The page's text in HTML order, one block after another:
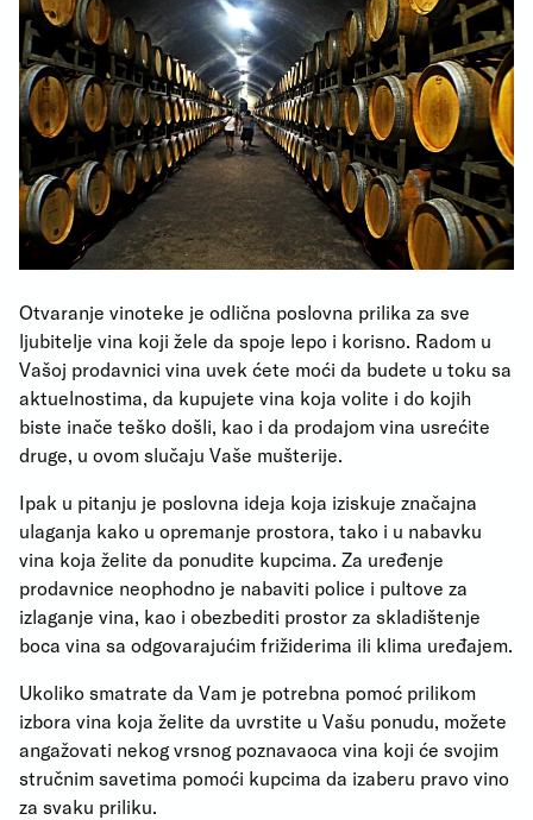
Otvaranje vinoteke je odlična poslovna prilika za sve
ljubitelje vina koji žele da spoje lepo i korisno. Radom u
Vašoj prodavnici vina uvek ćete moći da budete u toku sa
aktuelnostima, da kupujete vina koja volite i do kojih
biste inače teško došli, kao i da prodajom vina usrećite
druge, u ovom slučaju Vaše mušterije.
Ipak u pitanju je poslovna ideja koja iziskuje značajna
ulaganja kako u opremanje prostora, tako i u nabavku
vina koja želite da ponudite kupcima. Za uređenje
prodavnice neophodno je nabaviti police i pultove za
izlaganje vina, kao i obezbediti prostor za skladištenje
boca vina sa odgovarajućim frižiderima ili klima uređajem.
Ukoliko smatrate da Vam je potrebna pomoć prilikom
izbora vina koja želite da uvrstite u Vašu ponudu, možete
angažovati nekog vrsnog poznavaoca vina koji će svojim
stručnim savetima pomoći kupcima da izaberu pravo vino
za svaku priliku.